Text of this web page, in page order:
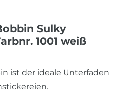
Sulky
1001 weiß
ist der ideale Unterfaden